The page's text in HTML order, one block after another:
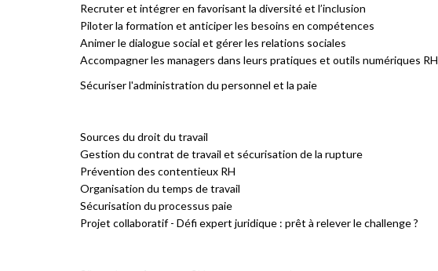
Recruter et intégrer en favorisant la diversité et l’inclusion
Piloter la formation et anticiper les besoins en compétences
Animer le dialogue social et gérer les relations sociales
Accompagner les managers dans leurs pratiques et outils numériques RH
Sécuriser l'administration du personnel et la paie
Sources du droit du travail
Gestion du contrat de travail et sécurisation de la rupture
Prévention des contentieux RH
Organisation du temps de travail
Sécurisation du processus paie
Projet collaboratif - Défi expert juridique : prêt à relever le challenge ?